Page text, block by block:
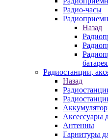
Радио-часы
Назад
Радиостанции,
Назад
Аксессуары
Антенны
Гарнитуры